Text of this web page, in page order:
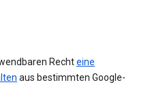
Rechteine
aus bestimmten Google-